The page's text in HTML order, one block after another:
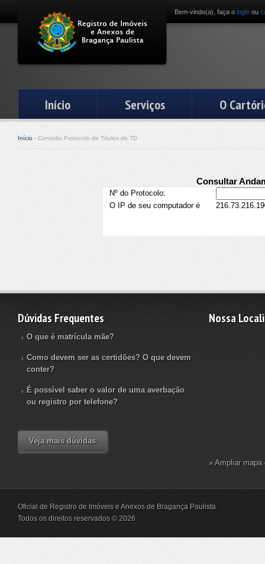
Bem-vindo(a), faça o login ou
Início Serviços O
Início › Consulta Protocolo de Títulos de TD
Consultar
Nº do Protocolo:
O IP de seu computador é
Dúvidas Frequentes
O que é matrícula mãe?
Como devem ser as certidões? O que devem
conter?
É possível saber o valor de uma averbação
ou registro por telefone?
Veja mais dúvidas
Nossa
» Ampliar
Oficial de Registro de Imóveis e Anexos de Bragança Paulista
Todos os direitos reservados © 2026